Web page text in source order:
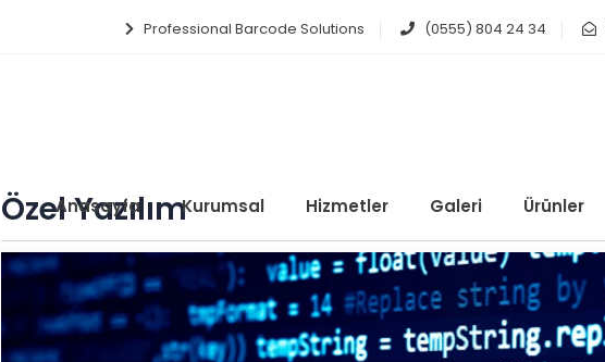
Professional Barcode Solutions (0555) 804 24 34
Anasayfa Kurumsal Hizmetler Galeri Ürünler
Özel Yazılım